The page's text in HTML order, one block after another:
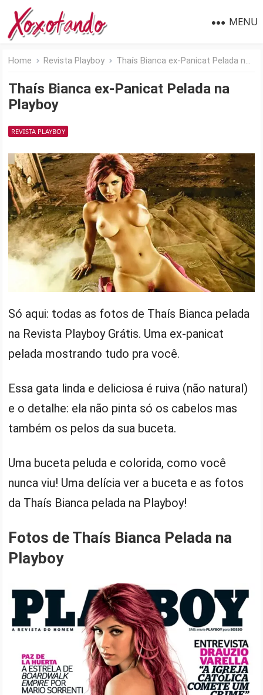
MENU
Home Revista Playboy Thaís Bianca ex-Panicat Pelada na Playboy
Thaís Bianca ex-Panicat Pelada na
Playboy
REVISTA PLAYBOY
Só aqui: todas as fotos de Thaís Bianca pelada
na Revista Playboy Grátis. Uma ex-panicat
pelada mostrando tudo pra você.
Essa gata linda e deliciosa é ruiva (não natural)
e o detalhe: ela não pinta só os cabelos mas
também os pelos da sua buceta.
Uma buceta peluda e colorida, como você
nunca viu! Uma delícia ver a buceta e as fotos
da Thaís Bianca pelada na Playboy!
Fotos de Thaís Bianca Pelada na
Playboy